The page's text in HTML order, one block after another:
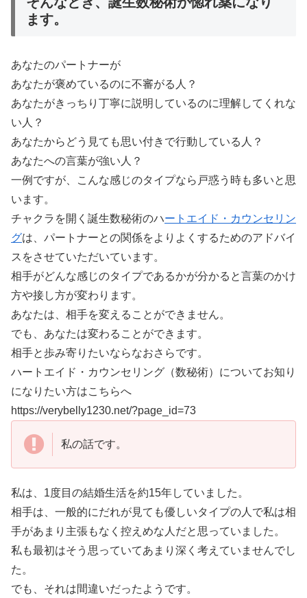
ます。
あなたのパートナーが
あなたが褒めているのに不審がる人？
あなたがきっちり丁寧に説明しているのに理解してくれな
い人？
あなたからどう見ても思い付きで行動している人？
あなたへの言葉が強い人？
一例ですが、こんな感じのタイプなら戸惑う時も多いと思
います。
チャクラを開く誕生数秘術のハートエイド・カウンセリン
グは、パートナーとの関係をよりよくするためのアドバイ
スをさせていただいています。
相手がどんな感じのタイプであるかが分かると言葉のかけ
方や接し方が変わります。
あなたは、相手を変えることができません。
でも、あなたは変わることができます。
相手と歩み寄りたいならなおさらです。
ハートエイド・カウンセリング（数秘術）についてお知り
になりたい方はこちらへ
https://verybelly1230.net/?page_id=73
私の話です。
私は、1度目の結婚生活を約15年していました。
相手は、一般的にだれが見ても優しいタイプの人で私は相
手があまり主張もなく控えめな人だと思っていました。
私も最初はそう思っていてあまり深く考えていませんでし
た。
でも、それは間違いだったようです。